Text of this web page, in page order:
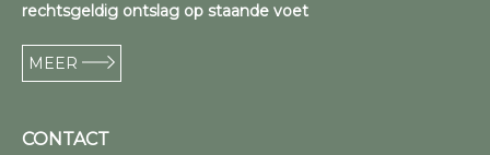
rechtsgeldig ontslag op staande voet
MEER
CONTACT